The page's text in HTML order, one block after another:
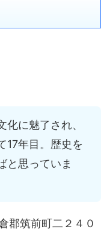
に魅了され、
17年目。歴史を
と思っていま
筑前町二２４０